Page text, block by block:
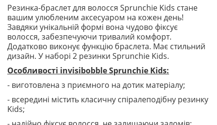
Резинка-браслет для волосся Sprunchie Kids стане
вашим улюбленим аксесуаром на кожен день!
Завдяки унікальній формі вона чудово фіксує
волосся, забезпечуючи тривалий комфорт.
Додатково виконує функцію браслета. Має стильний
дизайн. У наборі 2 резинки Sprunchie Kids.
Особливості invisibobble Sprunchie Kids:
- виготовлена з приємного на дотик матеріалу;
- всередині містить класичну спіралеподібну резинку
Kids;